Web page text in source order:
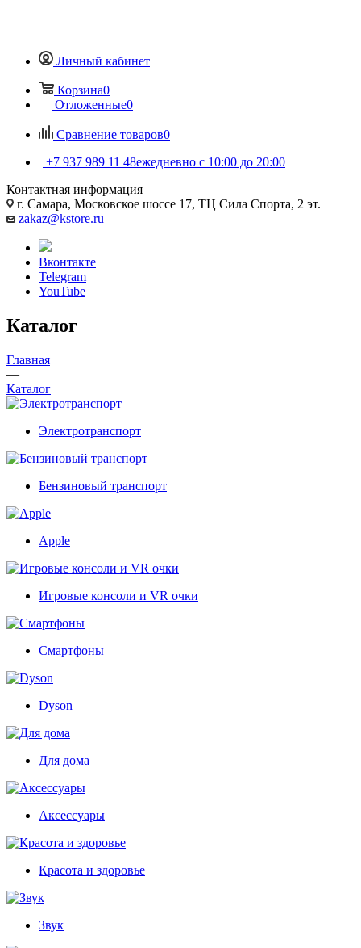
Личный кабинет
Корзина0
Отложенные0
Сравнение товаров0
+7 937 989 11 48ежедневно с 10:00 до 20:00
Контактная информация
г. Самара, Московское шоссе 17, ТЦ Сила Спорта, 2 эт.
zakaz@kstore.ru
Вконтакте
Telegram
YouTube
Каталог
Главная
—
Каталог
Электротранспорт
Бензиновый транспорт
Apple
Игровые консоли и VR очки
Смартфоны
Dyson
Для дома
Аксессуары
Красота и здоровье
Звук